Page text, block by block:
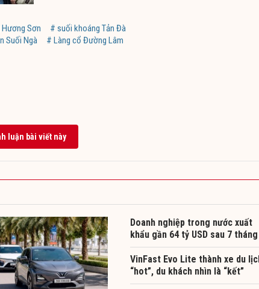
Sơn
# suối khoáng Tản Đà
Suối Ngà
# Làng cổ Đường Lâm
luận bài viết này
Doanh nghiệp trong nước xuất
khẩu gần 64 tỷ USD sau 7 tháng
VinFast Evo Lite thành xe du
“hot”, du khách nhìn là “kết”